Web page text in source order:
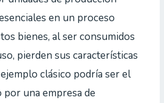
en un proceso
bienes, al ser consumidos
pierden sus características
clásico podría ser el
una empresa de